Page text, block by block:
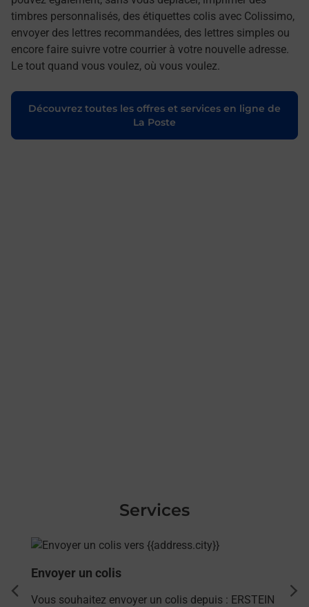
timbres personnalisés, des étiquettes colis avec Colissimo,
envoyer des lettres recommandées, des lettres simples ou
encore faire suivre votre courrier à votre nouvelle adresse.
Le tout quand vous voulez, où vous voulez.
Découvrez toutes les offres et services en ligne de
La Poste
Services
En savoir plus
Envoyer un colis
Vous souhaitez envoyer un colis depuis : ERSTEIN